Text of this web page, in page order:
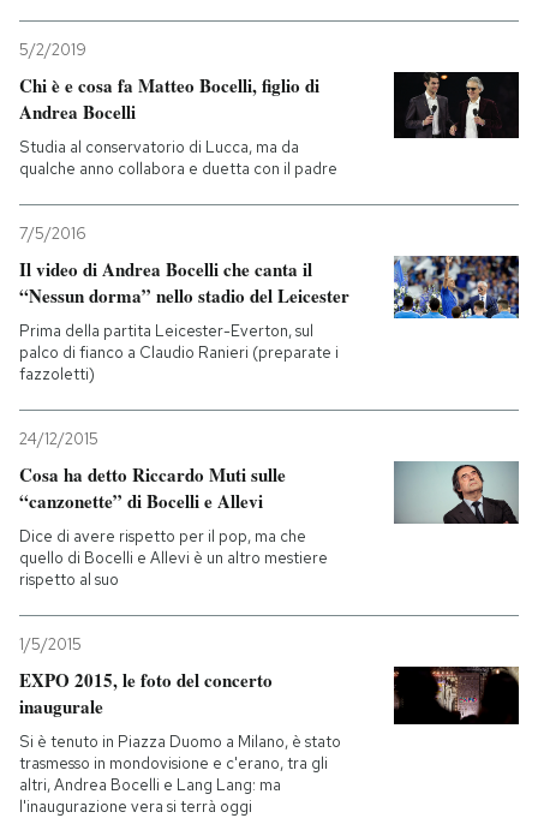
NEWSLETTER
I MIEI PREFERITI
CALENDARIO
AREA PERSONALE
5/2/2019
Chi è e cosa fa Matteo Bocelli, figlio di
Andrea Bocelli
Studia al conservatorio di Lucca, ma da
qualche anno collabora e duetta con il padre
7/5/2016
Il video di Andrea Bocelli che canta il
“Nessun dorma” nello stadio del Leicester
Prima della partita Leicester-Everton, sul
palco di fianco a Claudio Ranieri (preparate i
fazzoletti)
24/12/2015
Cosa ha detto Riccardo Muti sulle
“canzonette” di Bocelli e Allevi
Dice di avere rispetto per il pop, ma che
quello di Bocelli e Allevi è un altro mestiere
rispetto al suo
1/5/2015
EXPO 2015, le foto del concerto
inaugurale
Si è tenuto in Piazza Duomo a Milano, è stato
trasmesso in mondovisione e c'erano, tra gli
altri, Andrea Bocelli e Lang Lang: ma
l'inaugurazione vera si terrà oggi